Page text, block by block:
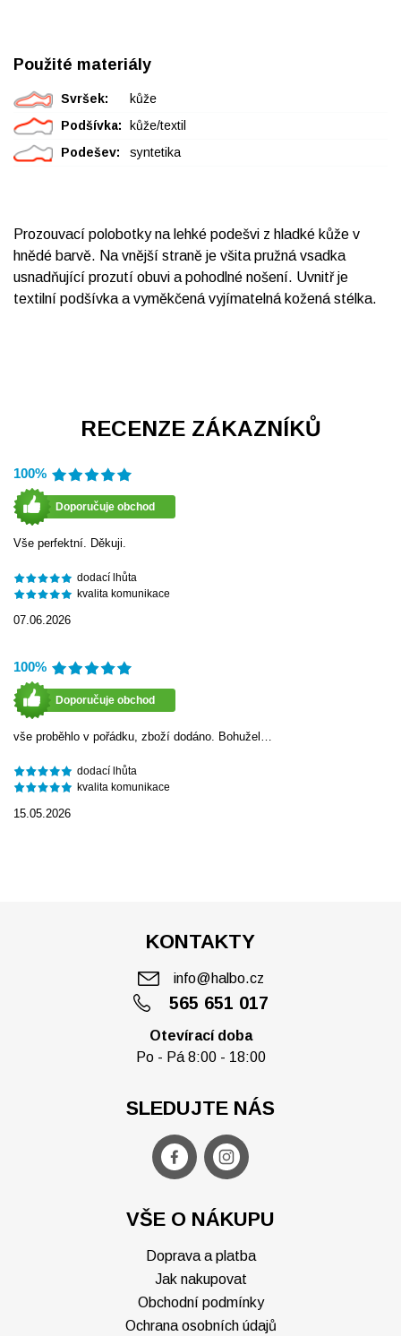
Použité materiály
Svršek:
kůže
Podšívka:
kůže/textil
Podešev:
syntetika
Prozouvací polobotky na lehké podešvi z hladké kůže v
hnědé barvě. Na vnější straně je všita pružná vsadka
usnadňující prozutí obuvi a pohodlné nošení. Uvnitř je
textilní podšívka a vyměkčená vyjímatelná kožená stélka.
RECENZE ZÁKAZNÍKŮ
100%
Doporučuje obchod
Vše perfektní. Děkuji.
dodací lhůta
kvalita komunikace
07.06.2026
100%
Doporučuje obchod
vše proběhlo v pořádku, zboží dodáno. Bohužel…
dodací lhůta
kvalita komunikace
15.05.2026
KONTAKTY
565 651 017
info@halbo.cz
Otevírací doba
Po - Pá 8:00 - 18:00
VŠE O NÁKUPU
Doprava a platba
Jak nakupovat
Obchodní podmínky
Ochrana osobních údajů
SLEDUJTE NÁS